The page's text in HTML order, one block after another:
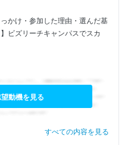
かけ・参加した理由・選んだ基
ビズリーチキャンパスでスカ
動機を見る
すべての内容を見る